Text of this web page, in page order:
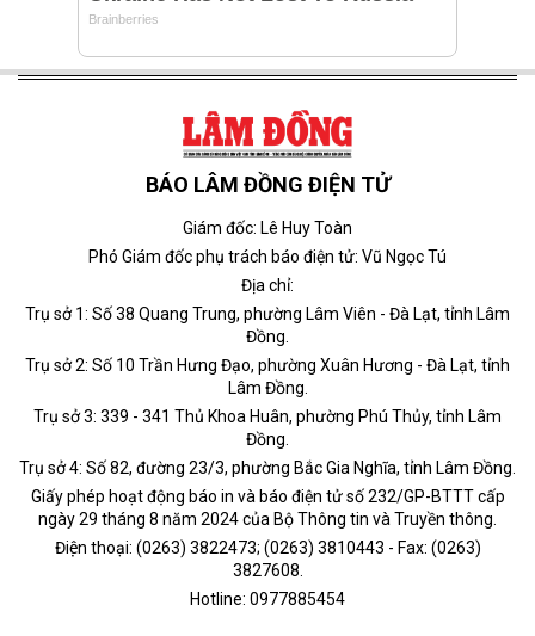
BÁO LÂM ĐỒNG ĐIỆN TỬ
Giám đốc: Lê Huy Toàn
Phó Giám đốc phụ trách báo điện tử: Vũ Ngọc Tú
Địa chỉ:
Trụ sở 1: Số 38 Quang Trung, phường Lâm Viên - Đà Lạt, tỉnh Lâm
Đồng.
Trụ sở 2: Số 10 Trần Hưng Đạo, phường Xuân Hương - Đà Lạt, tỉnh
Lâm Đồng.
Trụ sở 3: 339 - 341 Thủ Khoa Huân, phường Phú Thủy, tỉnh Lâm
Đồng.
Trụ sở 4: Số 82, đường 23/3, phường Bắc Gia Nghĩa, tỉnh Lâm Đồng.
Giấy phép hoạt động báo in và báo điện tử số 232/GP-BTTT cấp
ngày 29 tháng 8 năm 2024 của Bộ Thông tin và Truyền thông.
Điện thoại: (0263) 3822473; (0263) 3810443 - Fax: (0263)
3827608.
Hotline: 0977885454